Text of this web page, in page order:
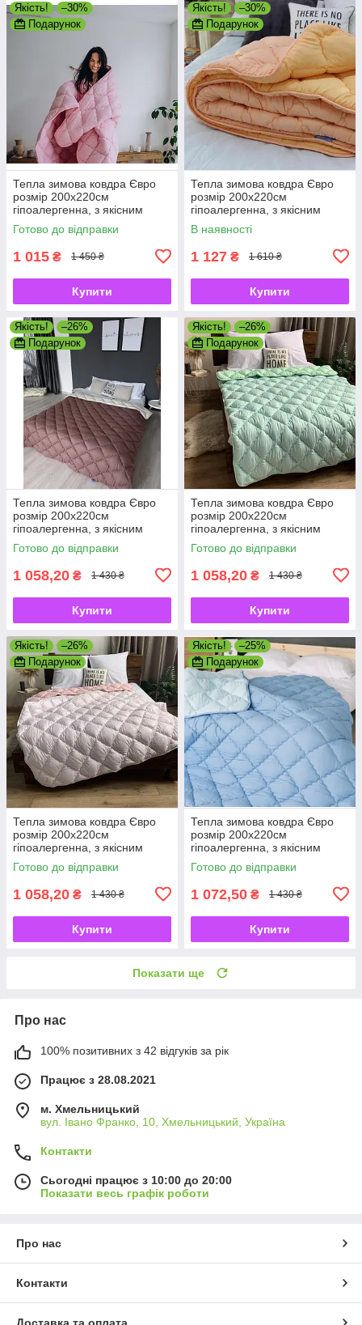
Якість!
–30%
Подарунок
Тепла зимова ковдра Євро
розмір 200х220см
гіпоалергенна, з якісним
наповнювачем холлофайбер
Готово до відправки
1 015 ₴ 1 450 ₴
Купити
Якість!
–30%
Подарунок
Тепла зимова ковдра Євро
розмір 200х220см
гіпоалергенна, з якісним
наповнювачем холлофайбер
В наявності
1 127 ₴ 1 610 ₴
Купити
Якість!
–26%
Подарунок
Тепла зимова ковдра Євро
розмір 200х220см
гіпоалергенна, з якісним
наповнювачем холлофайбер
Готово до відправки
1 058,20 ₴ 1 430 ₴
Купити
Якість!
–26%
Подарунок
Тепла зимова ковдра Євро
розмір 200х220см
гіпоалергенна, з якісним
наповнювачем холлофайбер
Готово до відправки
1 058,20 ₴ 1 430 ₴
Купити
Якість!
–26%
Подарунок
Тепла зимова ковдра Євро
розмір 200х220см
гіпоалергенна, з якісним
наповнювачем холлофайбер
Готово до відправки
1 058,20 ₴ 1 430 ₴
Купити
Якість!
–25%
Подарунок
Тепла зимова ковдра Євро
розмір 200х220см
гіпоалергенна, з якісним
наповнювачем холлофайбер
Готово до відправки
1 072,50 ₴ 1 430 ₴
Купити
Показати ще
Про нас
100% позитивних з 42 відгуків за рік
Працює з 28.08.2021
м. Хмельницький
вул. Івано Франко, 10, Хмельницький, Україна
Контакти
Сьогодні працює з 10:00 до 20:00
Показати весь графік роботи
Про нас
Контакти